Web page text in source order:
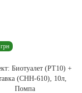
Биотуалет (PT10) +
(CHH-610), 10л,
Помпа